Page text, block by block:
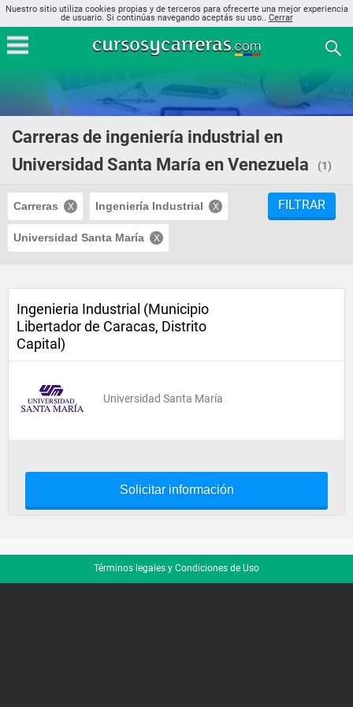
Nuestro sitio utiliza cookies propias y de terceros para ofrecerte una mejor experiencia
de usuario. Si continúas navegando aceptás su uso.. Cerrar
Carreras de ingeniería industrial en
Universidad Santa María en Venezuela
(1)
Carreras Ingeniería Industrial
Universidad Santa María
FILTRAR
Ingenieria Industrial (Municipio
Libertador de Caracas, Distrito
Capital)
Universidad Santa María
Solicitar información
Términos legales y Condiciones de Uso